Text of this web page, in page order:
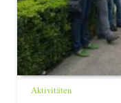
Aktivitäten